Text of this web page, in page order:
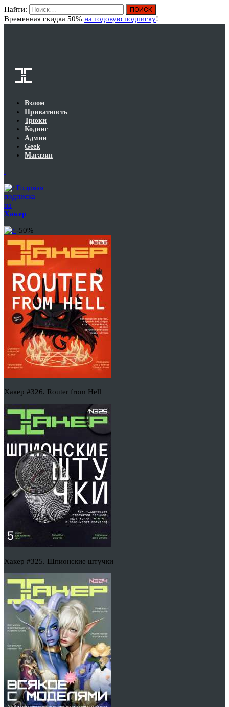
Найти:
Временная скидка 50% на годовую подписку!
Взлом
Приватность
Трюки
Кодинг
Админ
Geek
Магазин
Годовая
подписка
на
Хакер
-50%
Хакер #326. Router from Hell
Хакер #325. Шпионские штучки